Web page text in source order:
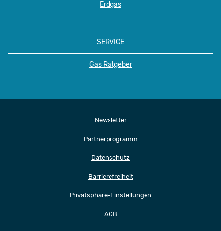
Erdgas
SERVICE
Gas Ratgeber
Newsletter
Partnerprogramm
Datenschutz
Barrierefreiheit
Privatsphäre-Einstellungen
AGB